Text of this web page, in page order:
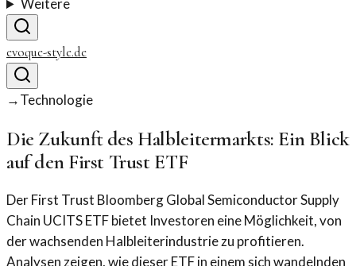
Weitere
evoque-style.de
→Technologie
Die Zukunft des Halbleitermarkts: Ein Blick
auf den First Trust ETF
Der First Trust Bloomberg Global Semiconductor Supply
Chain UCITS ETF bietet Investoren eine Möglichkeit, von
der wachsenden Halbleiterindustrie zu profitieren.
Analysen zeigen, wie dieser ETF in einem sich wandelnden